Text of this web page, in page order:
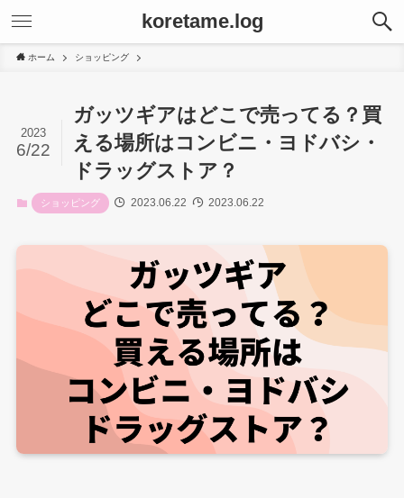
koretame.log
ホーム ショッピング
ガッツギアはどこで売ってる？買
える場所はコンビニ・ヨドバシ・
ドラッグストア？
2023
6/22
ショッピング 2023.06.22 2023.06.22